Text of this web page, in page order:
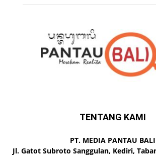
TENTANG KAMI
PT. MEDIA PANTAU BALI
Jl. Gatot Subroto Sanggulan, Kediri,